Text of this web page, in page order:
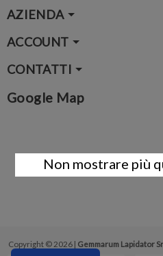
AZIENDA
ACCOUNT
CONTATTI
Google Map
Copyright © 2026 | Gemmarum Lapidator
Non mostrare più